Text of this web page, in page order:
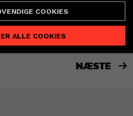
NÆSTE 
COOKIES
ALLE COOKIES